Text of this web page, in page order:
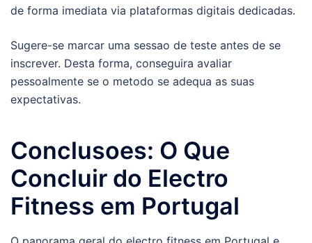
de forma imediata via plataformas digitais dedicadas.
Sugere-se marcar uma sessao de teste antes de se
inscrever. Desta forma, conseguira avaliar
pessoalmente se o metodo se adequa as suas
expectativas.
Conclusoes: O Que
Concluir do Electro
Fitness em Portugal